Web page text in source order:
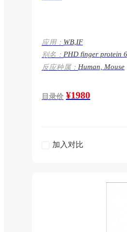
应用： WB,IF
别名： PHD finger protein
PHF6, CENP-31,
反应种属： Human, Mouse
目录价 ¥1980
加入对比